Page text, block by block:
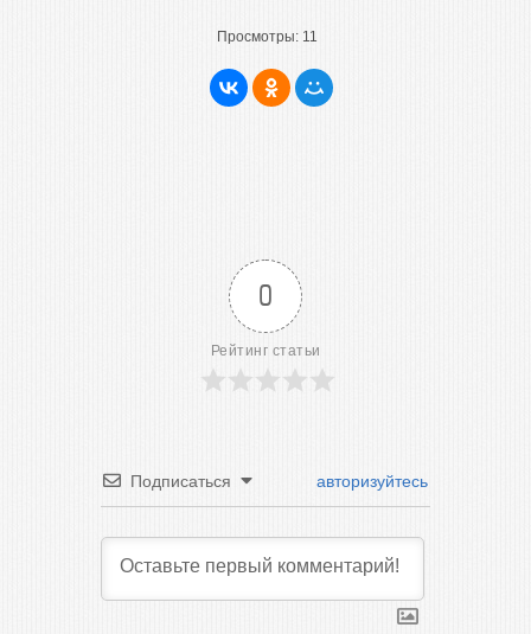
Просмотры: 11
0
Рейтинг статьи
Подписаться авторизуйтесь